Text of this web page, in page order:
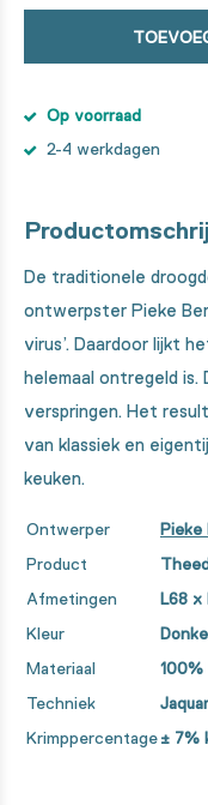
Op voorraad
2-4 werkdagen
De traditionele
ontwerpster Pieke
virus’. Daardoor lijkt
helemaal ontregeld
verspringen. Het
van klassiek en
keuken.
Ontwerper
Pieke
Product
Afmetingen
L68 x
Kleur
Materiaal
Techniek
Krimppercentage± 7%